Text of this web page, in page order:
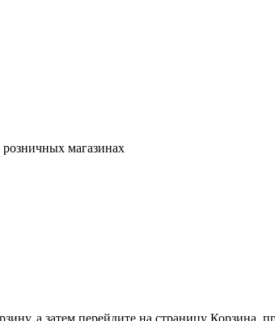
розничных магазинах
а затем перейдите на страницу Корзина,